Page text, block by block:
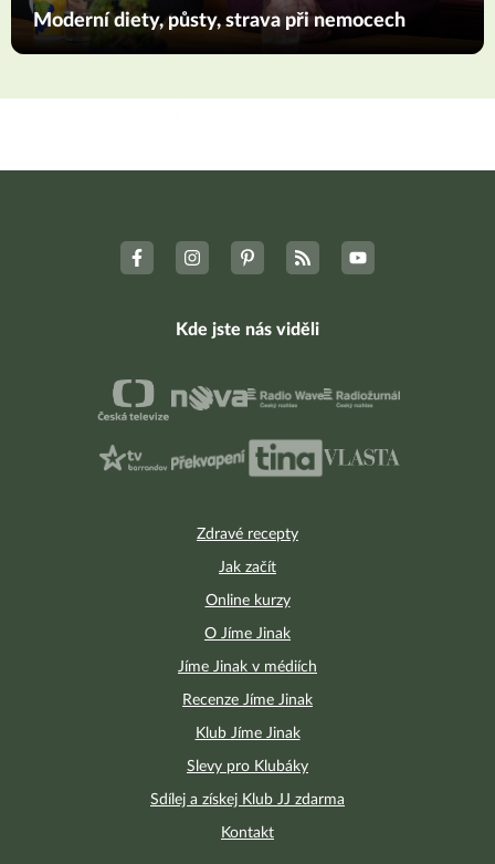
Moderní diety, půsty, strava při nemocech
Zdravé recepty
Jak začít
Online kurzy
O Jíme Jinak
Jíme Jinak v médiích
Recenze Jíme Jinak
Klub Jíme Jinak
Slevy pro Klubáky
Sdílej a získej Klub JJ zdarma
Kontakt
Kde jste nás viděli